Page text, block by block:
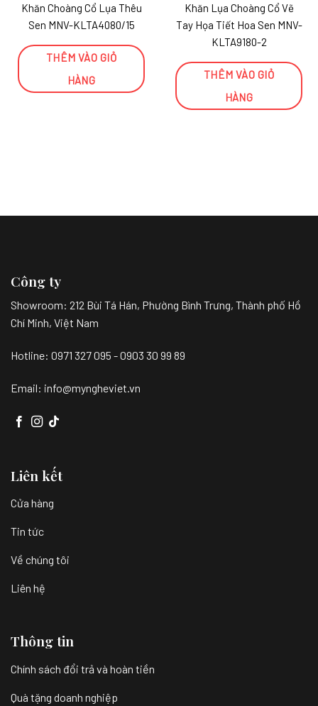
Khăn Choàng Cổ Lụa Thêu
Sen MNV-KLTA4080/15
THÊM VÀO GIỎ
HÀNG
Khăn Lụa Choàng Cổ Vẽ
Tay Họa Tiết Hoa Sen MNV-
KLTA9180-2
THÊM VÀO GIỎ
HÀNG
Công ty
Showroom: 212 Bùi Tá Hán, Phường Bình Trưng, Thành phố Hồ
Chí Minh, Việt Nam
Hotline: 0971 327 095 - 0903 30 99 89
Email: info@myngheviet.vn
Liên kết
Cửa hàng
Tin tức
Về chúng tôi
Liên hệ
Thông tin
Chính sách đổi trả và hoàn tiền
Quà tặng doanh nghiệp